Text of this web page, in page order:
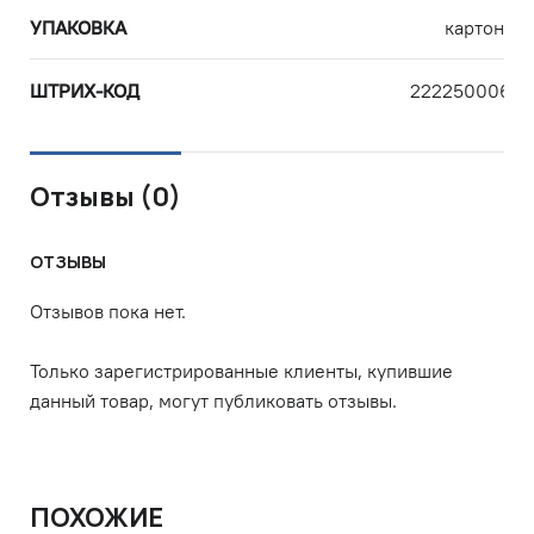
УПАКОВКА картон
ШТРИХ-КОД
Отзывы (0)
ОТЗЫВЫ
Отзывов пока нет.
Только зарегистрированные клиенты, купившие
данный товар, могут публиковать отзывы.
ПОХОЖИЕ